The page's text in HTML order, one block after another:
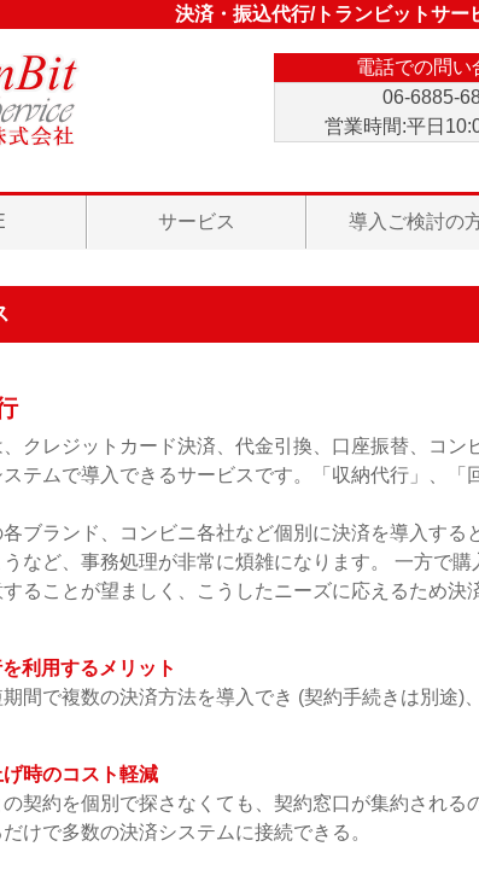
決済・振込代行/トランビットサー
電話での問い
06-6885-
営業時間:平日
サービス 導入ご検討の
クレジットカード決済、代金引換、口座振替、コ
テムで導入できるサービスです。「収納代行」、「
ブランド、コンビニ各社など個別に決済を導入す
など、事務処理が非常に煩雑になります。 一方で
ることが望ましく、こうしたニーズに応えるため決
利用するメリット
間で複数の決済方法を導入でき (契約手続きは別途)
時のコスト軽減
契約を個別で探さなくても、契約窓口が集約され
けで多数の決済システムに接続できる。